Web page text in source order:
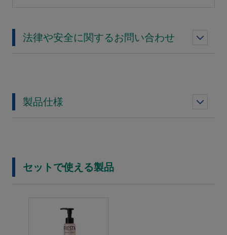
法律や安全に関するお問い合わせ
製品仕様
セットで使える製品